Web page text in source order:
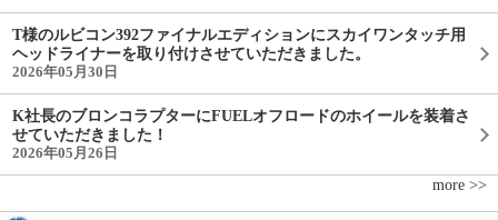
T様のルビコン392ファイナルエディションにスカイワンタッチ用
ヘッドライナーを取り付けさせていただきました。
2026年05月30日
K社長のブロンコラプターにFUELオフロードのホイールを装着さ
せていただきました！
2026年05月26日
more >>